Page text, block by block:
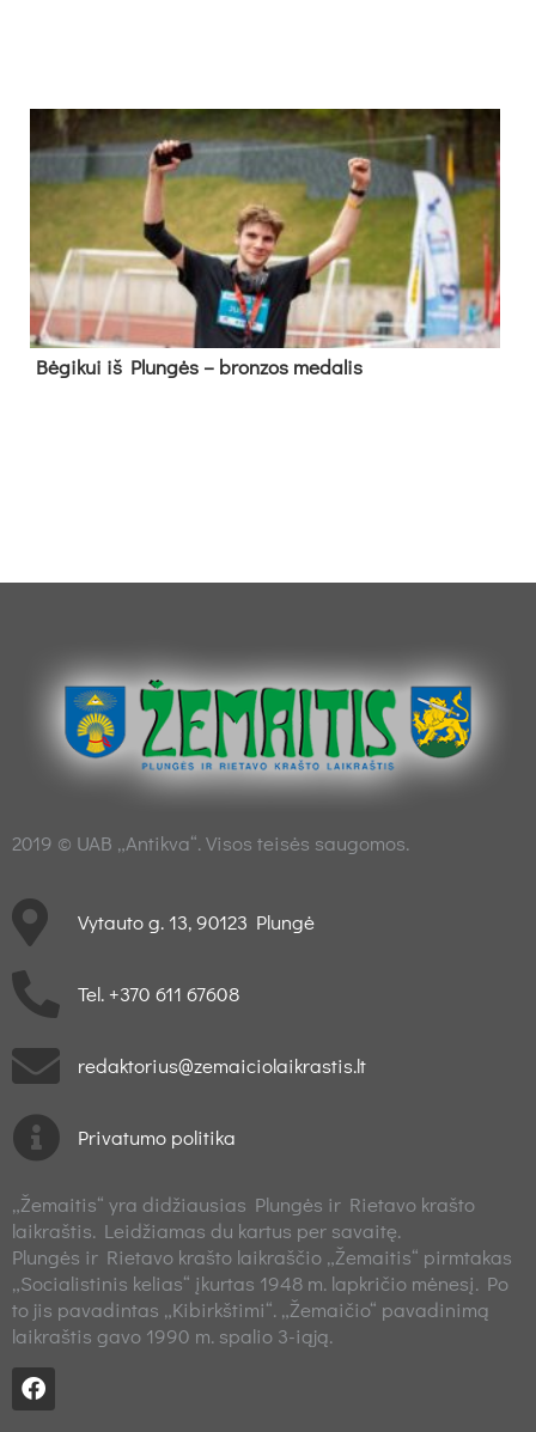
Bė­gi­kui iš Plun­gės – bron­zos me­da­lis
2019 © UAB „Antikva“. Visos teisės saugomos.
Vytauto g. 13, 90123 Plungė
Tel. +370 611 67608
redaktorius@zemaiciolaikrastis.lt
Privatumo politika
„Žemaitis“ yra didžiausias Plungės ir Rietavo krašto
laikraštis. Leidžiamas du kartus per savaitę.
Plungės ir Rietavo krašto laikraščio „Žemaitis“ pirmtakas
„Socialistinis kelias“ įkurtas 1948 m. lapkričio mėnesį. Po
to jis pavadintas „Kibirkštimi“. „Žemaičio“ pavadinimą
laikraštis gavo 1990 m. spalio 3-iąją.